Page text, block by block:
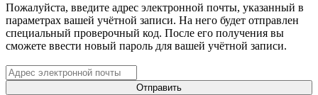
Пожалуйста, введите адрес электронной почты, указанный в
параметрах вашей учётной записи. На него будет отправлен
специальный проверочный код. После его получения вы
сможете ввести новый пароль для вашей учётной записи.
Отправить